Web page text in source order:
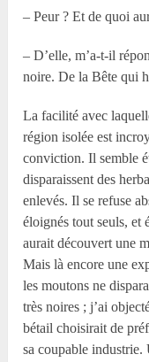
– Peur ? Et de quoi
– D’elle, m’a-t-il
noire. De la Bête qui
La facilité avec
région isolée est
conviction. Il semble
disparaissent des
enlevés. Il se refuse
éloignés tout seuls, et
aurait découvert une
Mais là encore une
les moutons ne
très noires ; j’ai
bétail choisirait de
sa coupable industrie.